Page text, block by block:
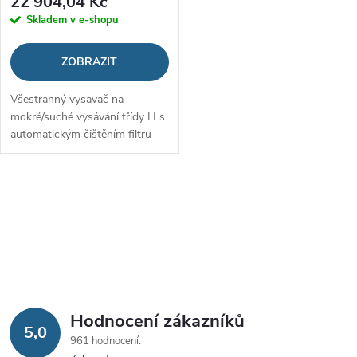
d
u
k
t
d
u
k
t
Skladem v e-shopu
ZOBRAZIT
Všestranný vysavač na
mokré/suché vysávání třídy H s
automatickým čištěním filtru
určený k odsávání
l
d 5,0 Hodnocení zákazníků
961 hodnocení